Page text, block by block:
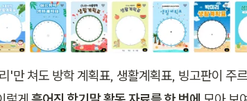
'만 쳐도 방학 계획표, 생활계획표, 빙고판이 주